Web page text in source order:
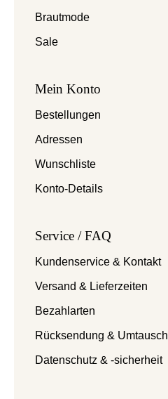
Brautmode
Sale
Mein Konto
Bestellungen
Adressen
Wunschliste
Konto-Details
Service / FAQ
Kundenservice & Kontakt
Versand & Lieferzeiten
Bezahlarten
Rücksendung & Umtausch
Datenschutz & -sicherheit